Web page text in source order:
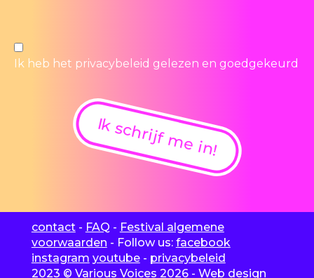
Ik heb het privacybeleid gelezen en goedgekeurd
Ik schrijf me in!
contact- FAQ - Festival algemene
voorwaarden - Follow us: facebook
instagram youtube- privacybeleid
2023 © Various Voices 2026 - Web design